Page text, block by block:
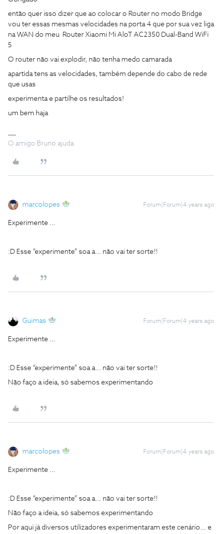
então quer isso dizer que ao colocar o Router no modo Bridge
vou ter essas mesmas velocidades na porta 4 que por sua vez liga
na WAN do meu Router Xiaomi Mi AloT AC2350 Dual-Band WiFi
5
O router não vai explodir, não tenha medo camarada
apartida tens as velocidades, também depende do cabo de rede
que usas
experimenta e partilhe os resultados!
um bem haja
O amigo Bruno ajuda
marcolopes Forum|Forum|4 years ago
Experimente …
:D Esse “experimente” soa a… não vai ter sorte!!
Guimas Forum|Forum|4 years ago
Experimente …
:D Esse “experimente” soa a… não vai ter sorte!!
Não faço a ideia, só sabemos experimentando
marcolopes Forum|Forum|4 years ago
Experimente …
:D Esse “experimente” soa a… não vai ter sorte!!
Não faço a ideia, só sabemos experimentando
Por aqui já diversos utilizadores experimentaram este cenário… e